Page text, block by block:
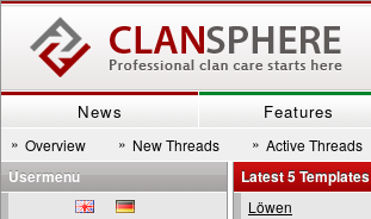
News Features
» Overview » New Threads » Active Threads
Latest 5 Templates
Löwen
Usermenu